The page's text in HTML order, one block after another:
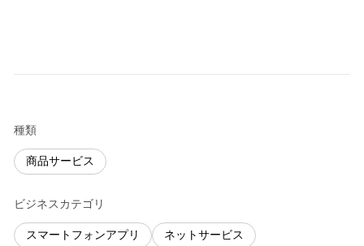
種類
商品サービス
ビジネスカテゴリ
スマートフォンアプリ ネットサービス